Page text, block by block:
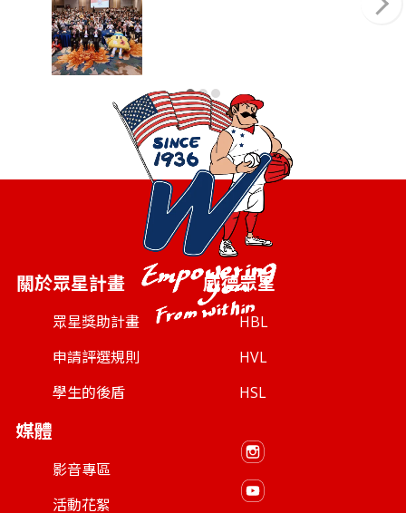
關於眾星計畫
眾星獎助計畫
申請評選規則
學生的後盾
威德眾星
HBL
HVL
HSL
媒體
影音專區
活動花絮